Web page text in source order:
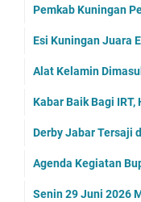
Pemkab Kuningan
Esi Kuningan Juara
Alat Kelamin
Kabar Baik Bagi IRT,
Derby Jabar Tersaji
Agenda Kegiatan
Senin 29 Juni 2026